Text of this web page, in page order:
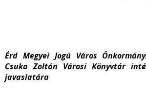
Érd Megyei Jogú Város
Csuka Zoltán Városi Könyvtár
javaslatára